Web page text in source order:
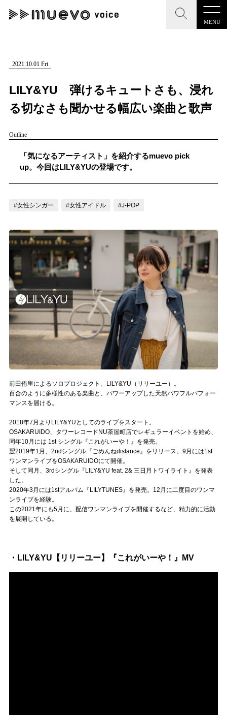
MENU
CLOSE
記事を検索する
人気ワード
#男性SSW #ポップス #女性SSW
CLOSE
"読者の声を形にする”音楽特化メディア
MENU
記事一覧
記事リクエスト
ログイン
LINK
muevoクラウドファンディング
muevoコミュニティ
ぶいクラ！by muevo
ぶいコミュ！by muevo
ぶいマガ！ by muevo
Official SNS
2021.10.01 Fri
LILY&YU 弾けるキュートさも、浸れ
る切なさも聞かせる幅広い楽曲と歌声
Outline
「気になるアーティスト」を紹介するmuevo pick
up。今回はLILY&YUの登場です。
#女性シンガー #女性アイドル #J-POP
前田侑里によるソロプロジェクト、LILY&YU（リリーユー）。
百合のように多様性のある楽曲と、パワーアップした天然パワフルパフォー
マンスを届ける。
2018年7月よりLILY&YUとしてのライブをスタート。
OSAKARUIDO、タワーレコードNU茶屋町店でレギュラーイベントを始め、
同年10月には 1st シングル『これがいーや！』を発売。
翌2019年1月、2ndシングル『ごめんねdistance』をリリース。9月には1st
ワンマンライブをOSAKARUIDOにて開催。
そして同月、3rdシングル『LILY&YU feat. 2& 三日月トワイライト』を発表
した。
2020年3月には1stアルバム『LILYTUNES』を発売。12月に二度目のワンマ
ンライブを経験。
この2021年にも5月に、配信ワンマンライブを開催するなど、精力的に活動
を展開している。
・LILY&YU【リリーユー】『これがいーや！』MV